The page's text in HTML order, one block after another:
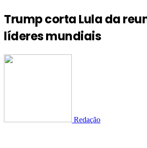
Trump corta Lula da
líderes mundiais
Redação